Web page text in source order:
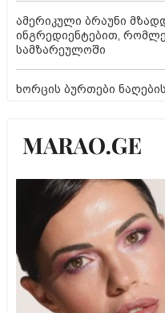
ამერიკული ბრაუნი
ინგრედიენტებით,
სამზარეულოში
ხორცის ბურთები